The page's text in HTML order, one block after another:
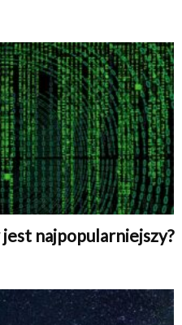
najpopularniejszy?